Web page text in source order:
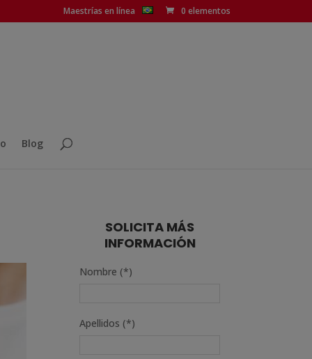
Maestrías en línea 0 elementos
Blog
SOLICITA MÁS
INFORMACIÓN
Nombre (*)
Apellidos (*)